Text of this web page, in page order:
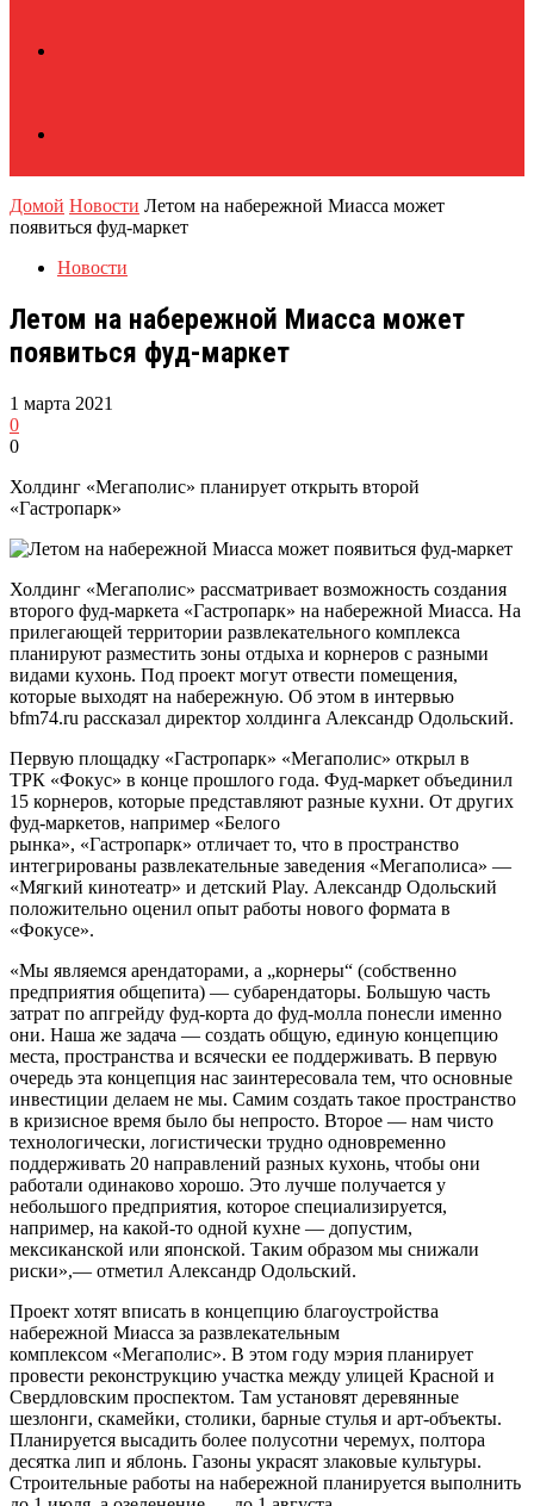
Домой Новости Летом на набережной Миасса может
появиться фуд-маркет
Новости
Летом на набережной Миасса может
появиться фуд-маркет
1 марта 2021
0
0
Холдинг «Мегаполис» планирует открыть второй
«Гастропарк»
Холдинг «Мегаполис» рассматривает возможность создания
второго фуд-маркета «Гастропарк» на набережной Миасса. На
прилегающей территории развлекательного комплекса
планируют разместить зоны отдыха и корнеров с разными
видами кухонь. Под проект могут отвести помещения,
которые выходят на набережную. Об этом в интервью
bfm74.ru рассказал директор холдинга Александр Одольский.
Первую площадку «Гастропарк» «Мегаполис» открыл в
ТРК «Фокус» в конце прошлого года. Фуд-маркет объединил
15 корнеров, которые представляют разные кухни. От других
фуд-маркетов, например «Белого
рынка», «Гастропарк» отличает то, что в пространство
интегрированы развлекательные заведения «Мегаполиса» —
«Мягкий кинотеатр» и детский Play. Александр Одольский
положительно оценил опыт работы нового формата в
«Фокусе».
«Мы являемся арендаторами, а „корнеры“ (собственно
предприятия общепита) — субарендаторы. Большую часть
затрат по апгрейду фуд-корта до фуд-молла понесли именно
они. Наша же задача — создать общую, единую концепцию
места, пространства и всячески ее поддерживать. В первую
очередь эта концепция нас заинтересовала тем, что основные
инвестиции делаем не мы. Самим создать такое пространство
в кризисное время было бы непросто. Второе — нам чисто
технологически, логистически трудно одновременно
поддерживать 20 направлений разных кухонь, чтобы они
работали одинаково хорошо. Это лучше получается у
небольшого предприятия, которое специализируется,
например, на какой-то одной кухне — допустим,
мексиканской или японской. Таким образом мы снижали
риски»,— отметил Александр Одольский.
Проект хотят вписать в концепцию благоустройства
набережной Миасса за развлекательным
комплексом «Мегаполис». В этом году мэрия планирует
провести реконструкцию участка между улицей Красной и
Свердловским проспектом. Там установят деревянные
шезлонги, скамейки, столики, барные стулья и арт-объекты.
Планируется высадить более полусотни черемух, полтора
десятка лип и яблонь. Газоны украсят злаковые культуры.
Строительные работы на набережной планируется выполнить